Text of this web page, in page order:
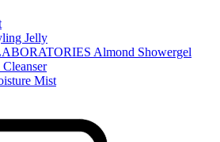
Jelly
Almond Showergel
Mist